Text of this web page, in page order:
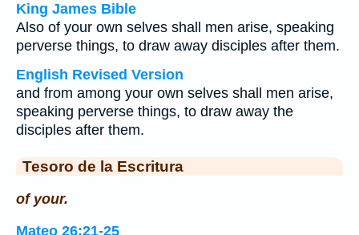
King James Bible
Also of your own selves shall men arise, speaking
perverse things, to draw away disciples after them.
English Revised Version
and from among your own selves shall men arise,
speaking perverse things, to draw away the
disciples after them.
Tesoro de la Escritura
of your.
Mateo 26:21-25